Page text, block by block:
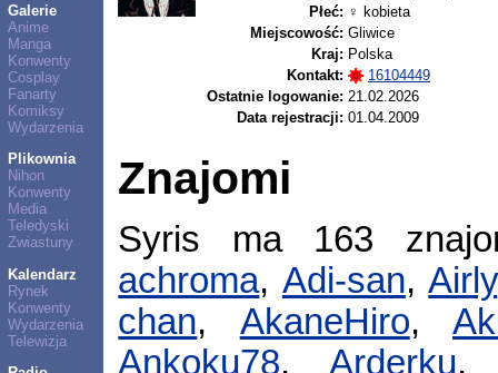
Galerie
Anime
Manga
Konwenty
Cosplay
Fanarty
Komiksy
Wydarzenia
Plikownia
Nihon
Konwenty
Media
Teledyski
Zwiastuny
Kalendarz
Rynek
Konwenty
Wydarzenia
Telewizja
Płeć: ♀ kobieta
Miejscowość: Gliwice
Kraj: Polska
Kontakt:
16104449
Ostatnie logowanie: 21.02.2026
Data rejestracji: 01.04.2009
Znajomi
Syris ma 163
achroma, Adi-san,Airly
chan, AkaneHiro,
Ankoku78,Arderku